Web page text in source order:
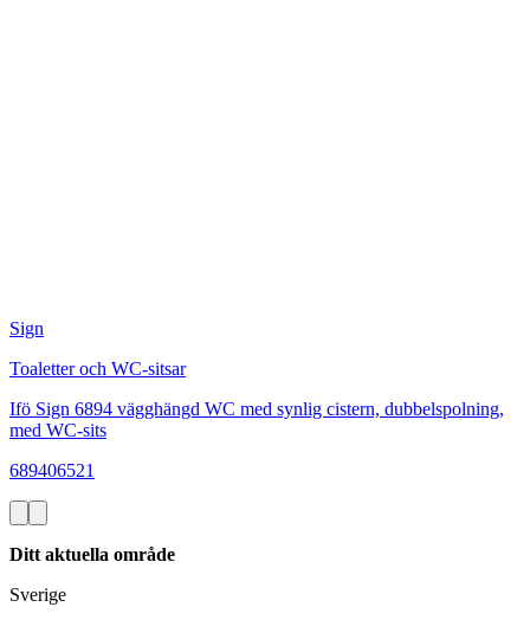
Sign
Toaletter och WC-sitsar
Ifö Sign 6894 vägghängd WC med synlig cistern, dubbelspolning,
med WC-sits
689406521
Ditt aktuella område
Sverige